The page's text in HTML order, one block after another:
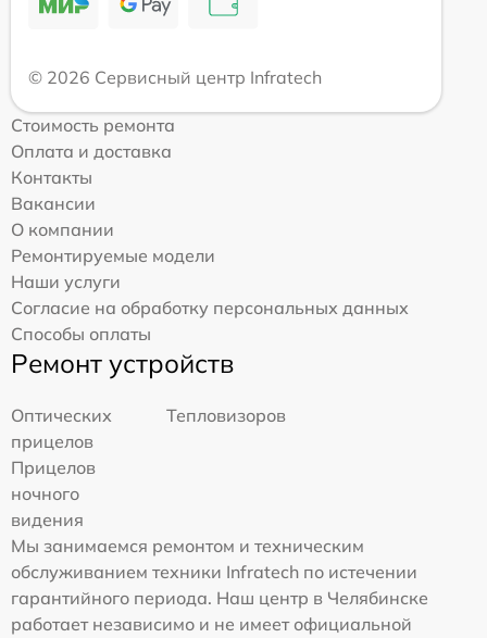
© 2026 Сервисный центр Infratech
Стоимость ремонта
Оплата и доставка
Контакты
Вакансии
О компании
Ремонтируемые модели
Наши услуги
Согласие на обработку персональных данных
Способы оплаты
Ремонт устройств
Оптических
прицелов
Тепловизоров
Прицелов
ночного
видения
Мы занимаемся ремонтом и техническим
обслуживанием техники Infratech по истечении
гарантийного периода. Наш центр в Челябинске
работает независимо и не имеет официальной